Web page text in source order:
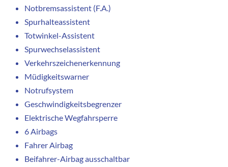
Notbremsassistent (F.A.)
Spurhalteassistent
Totwinkel-Assistent
Spurwechselassistent
Verkehrszeichenerkennung
Müdigkeitswarner
Notrufsystem
Geschwindigkeitsbegrenzer
Elektrische Wegfahrsperre
6 Airbags
Fahrer Airbag
Beifahrer-Airbag ausschaltbar